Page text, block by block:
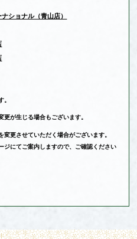
ショナル（青山店）
。
が生じる場合もございます。
更させていただく場合がございます。
ジにてご案内しますので、ご確認ください